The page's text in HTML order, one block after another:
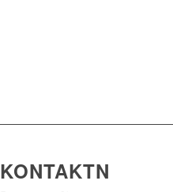
KONTAKTNUMMER